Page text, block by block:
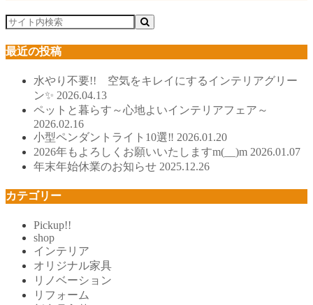
最近の投稿
水やり不要!! 空気をキレイにするインテリアグリー
ン✨ 2026.04.13
ペットと暮らす～心地よいインテリアフェア～
2026.02.16
小型ペンダントライト10選‼ 2026.01.20
2026年もよろしくお願いいたしますm(__)m 2026.01.07
年末年始休業のお知らせ 2025.12.26
カテゴリー
Pickup!!
shop
インテリア
オリジナル家具
リノベーション
リフォーム